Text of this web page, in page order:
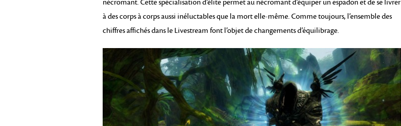
nécromant. Cette spécialisation d’élite permet au nécromant d’équiper un espadon et de se livrer
à des corps à corps aussi inéluctables que la mort elle-même. Comme toujours, l’ensemble des
chiffres affichés dans le Livestream font l’objet de changements d’équilibrage.